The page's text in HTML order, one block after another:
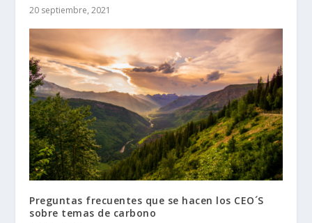
20 septiembre, 2021
Preguntas frecuentes que se hacen los CEO´S
sobre temas de carbono